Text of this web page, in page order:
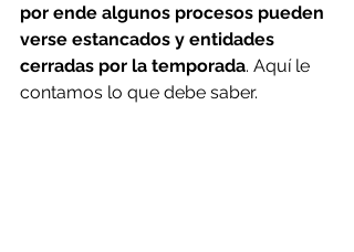
por ende algunos procesos pueden
verse estancados y entidades
cerradas por la temporada. Aquí le
contamos lo que debe saber.